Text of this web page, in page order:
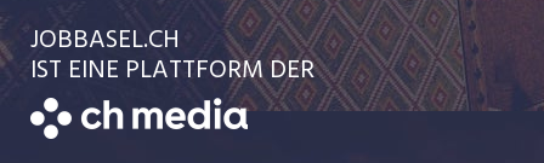
Festanstellungen
Temporäre Jobs
Schnittstelle
AGB
Datenschutzerklärung
jobbern.ch
zentraljob.ch
JOBBASEL.CH
IST EINE PLATTFORM DER